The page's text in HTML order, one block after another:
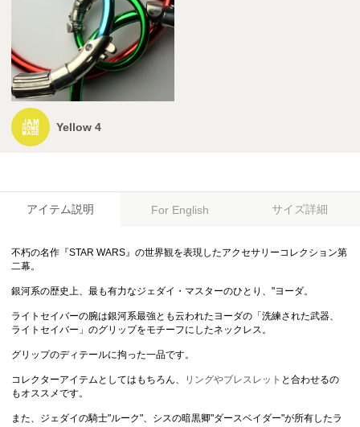
Yellow 4
アイテム説明 For English サイズ詳細
不朽の名作『STAR WARS』の世界観を表現したアクセサリーコレクション第
二幕。
銀河系の歴史上、最も有力なジェダイ・マスターのひとり、"ヨーダ。
ライトセイバーの腕は銀河系最強とも云われたヨーダの「洗練された武器、
ライトセイバー」のグリップをモチーフにしたネックレス。
グリップのディテールに拘った一品です。
コレクターアイテムとしてはもちろん、 リングやブレスレット と合わせるの
もオススメです。
また、ジェダイの騎士"ルーク"、シスの暗黒卿"ダースベイダー"が所有したラ